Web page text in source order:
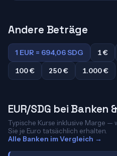
Andere Beträge
1 EUR = 694,06 SDG 1 €
100 €
250 € 1.000 €
EUR/SDG bei Banken
Typische Kurse inklusive Marge —
Sie je Euro tatsächlich erhalten.
Alle Banken im Vergleich →